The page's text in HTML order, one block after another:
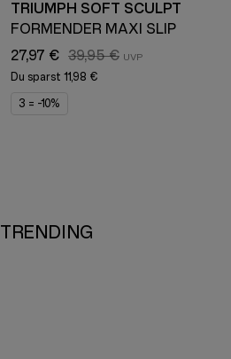
TRIUMPH SOFT SCULPT
FORMENDER MAXI SLIP
27,97 € 39,95 €
Du sparst 11,98 €
3 = -10%
TRENDING